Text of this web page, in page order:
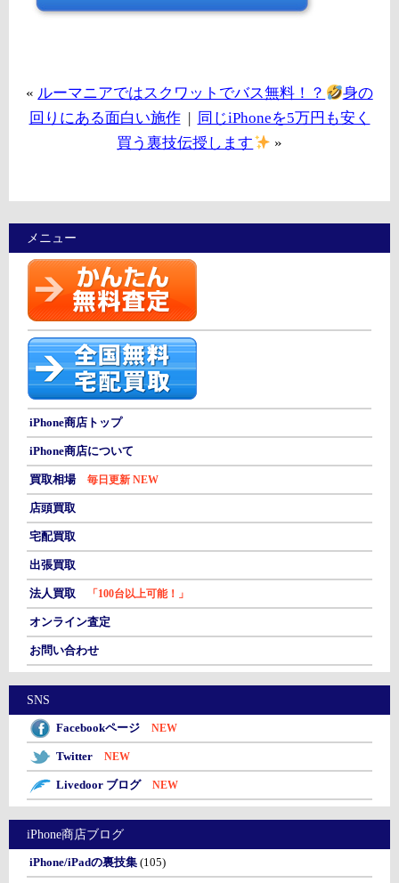
« ルーマニアではスクワットでバス無料！？
身の
回りにある面白い施作| 同じiPhoneを5万円も安く
買う裏技伝授します
»
メニュー
iPhone商店トップ
iPhone商店について
買取相場 毎日更新 NEW
店頭買取
宅配買取
出張買取
法人買取 「100台以上可能！」
オンライン査定
お問い合わせ
SNS
Facebookページ NEW
Twitter NEW
Livedoor ブログ NEW
iPhone商店ブログ
iPhone/iPadの裏技集(105)